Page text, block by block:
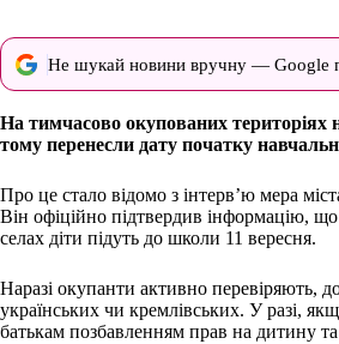
Не шукай новини вручну — Google
На тимчасово окупованих територіях
тому перенесли дату початку
Про це стало відомо з інтерв’ю мера
Він офіційно підтвердив інформацію,
селах діти підуть до школи 11 вересня.
Наразі окупанти активно перевіряють,
українських чи кремлівських. У разі,
батькам позбавленням прав на дитину